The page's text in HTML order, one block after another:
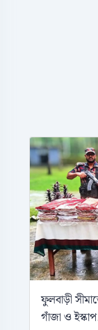
ফুলবাড়ী
গাঁজা ও